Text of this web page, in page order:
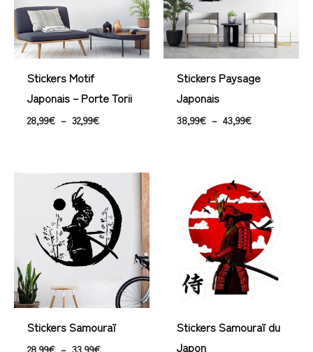
Stickers Motif
Japonais – Porte Torii
28,99€ – 32,99€
Stickers Paysage
Japonais
38,99€ – 43,99€
Stickers Samouraï
28,99€ – 33,99€
de
prix :
28,99€
à
33,99€
Stickers Samouraï du
Japon
de
prix :
15,99€
à
19,99€